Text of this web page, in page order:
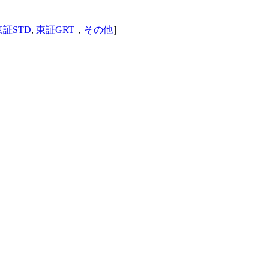
証STD, 東証GRT ， その他］